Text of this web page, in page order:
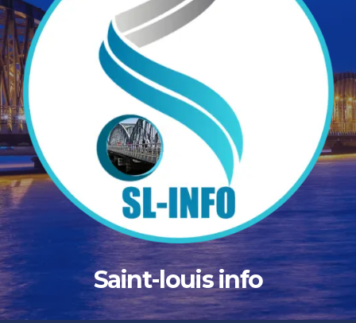
Saint-louis info